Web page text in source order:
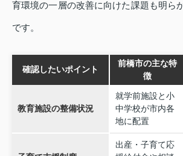
育環境の一層の改善に向けた課題も明ら
です。
確認したいポイント
前橋市の主な特
徴
教育施設の整備状況
就学前施設と小
中学校が市内各
地に配置
出産・子育て応